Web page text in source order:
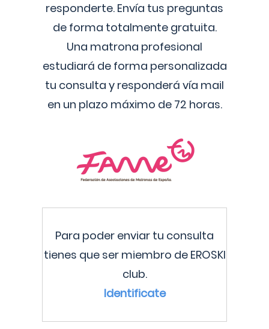
responderte. Envía tus preguntas
de forma totalmente gratuita.
Una matrona profesional
estudiará de forma personalizada
tu consulta y responderá vía mail
en un plazo máximo de 72 horas.
Para poder enviar tu consulta
tienes que ser miembro de EROSKI
club.
Identificate